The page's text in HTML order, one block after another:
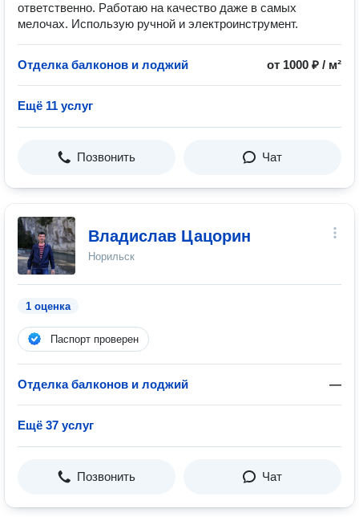
ответственно. Работаю на качество даже в самых
мелочах. Использую ручной и электроинструмент.
Отделка балконов и лоджий от 1000 ₽ / м²
Ещё 11 услуг
Позвонить Чат
Владислав Цацорин
Норильск
1 оценка
Паспорт проверен
Отделка балконов и лоджий —
Ещё 37 услуг
Позвонить Чат